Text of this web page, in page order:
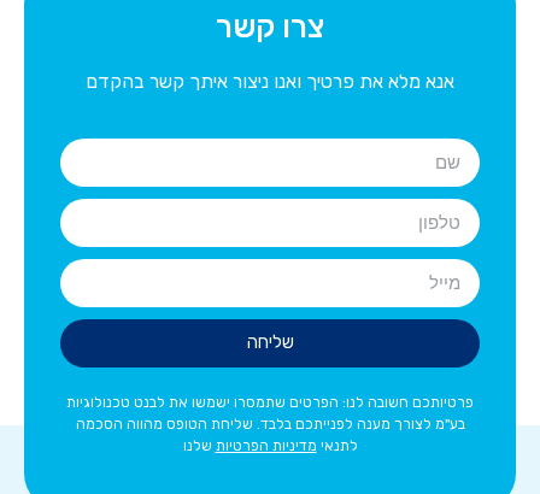
צרו קשר
אנא מלא את פרטיך ואנו ניצור איתך קשר בהקדם
שליחה
פרטיותכם חשובה לנו: הפרטים שתמסרו ישמשו את לבנט טכנולוגיות
בע"מ לצורך מענה לפנייתכם בלבד. שליחת הטופס מהווה הסכמה
לתנאי מדיניות הפרטיות שלנו